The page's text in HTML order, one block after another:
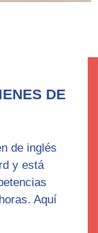
DE
de inglés
y está
Aquí